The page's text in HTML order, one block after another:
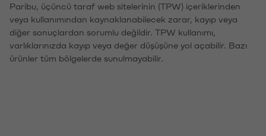
Paribu, üçüncü taraf web sitelerinin (TPW) içeriklerinden
veya kullanımından kaynaklanabilecek zarar, kayıp veya
diğer sonuçlardan sorumlu değildir. TPW kullanımı,
varlıklarınızda kayıp veya değer düşüşüne yol açabilir. Bazı
ürünler tüm bölgelerde sunulmayabilir.